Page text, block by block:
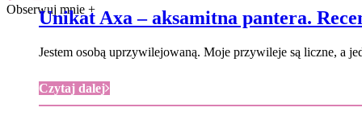
Obserwuj mnie +
Unikat Axa – aksamitna pantera.
Jestem osobą uprzywilejowaną. Moje przywileje są liczne, a
Czytaj dalej